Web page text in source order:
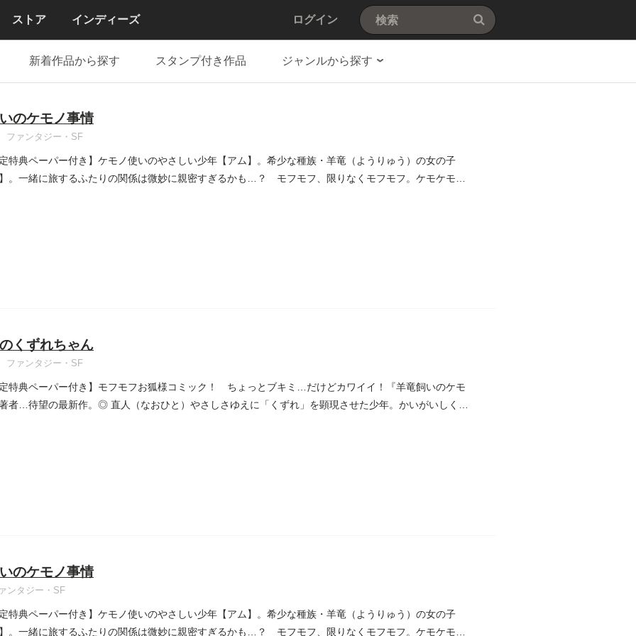
ストア インディーズ ログイン
新着作品から探す スタンプ付き作品 ジャンルから探す
のケモノ事情
ファンタジー・SF
特典ペーパー付き】ケモノ使いのやさしい少年【アム】。希少な種族・羊竜（ようりゅう）の女の子
。一緒に旅するふたりの関係は微妙に親密すぎるかも…？ モフモフ、限りなくモフモフ。ケモケモ、
くずれちゃん
ファンタジー・SF
特典ペーパー付き】モフモフお狐様コミック！ ちょっとブキミ…だけどカワイイ！『羊竜飼いのケモ
者…待望の最新作。◎ 直人（なおひと）やさしさゆえに「くずれ」を顕現させた少年。かいがいしく面
のケモノ事情
ンタジー・SF
特典ペーパー付き】ケモノ使いのやさしい少年【アム】。希少な種族・羊竜（ようりゅう）の女の子
。一緒に旅するふたりの関係は微妙に親密すぎるかも…？ モフモフ、限りなくモフモフ。ケモケモ、